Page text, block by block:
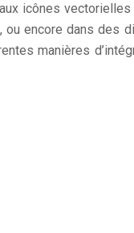
icônes vectorielles
ou encore dans des
manières